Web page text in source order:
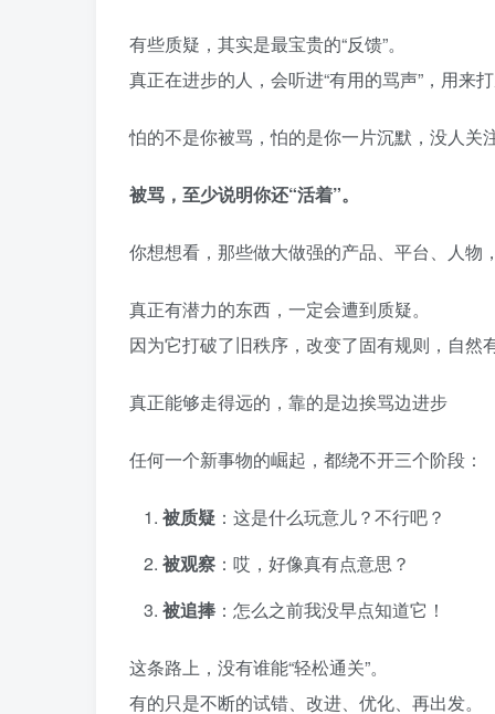
有些质疑，其实是最宝贵的“反馈”。
真正在进步的人，会听进“有用的骂声”，用来
怕的不是你被骂，怕的是你一片沉默，没人关
被骂，至少说明你还“活着”。
你想想看，那些做大做强的产品、平台、人物
真正有潜力的东西，一定会遭到质疑。
因为它打破了旧秩序，改变了固有规则，自然
真正能够走得远的，靠的是边挨骂边进步
任何一个新事物的崛起，都绕不开三个阶段：
被质疑 ：这是什么玩意儿？不行吧？
被观察 ：哎，好像真有点意思？
被追捧 ：怎么之前我没早点知道它！
这条路上，没有谁能“轻松通关”。
有的只是不断的试错、改进、优化、再出发。